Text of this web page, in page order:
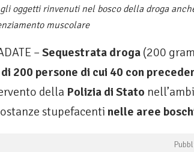
oggetti rinvenuti nel bosco della droga
muscolare
–Sequestrata droga (200
di 200 persone di cui 40 con
della Polizia di Stato
stupefacenti nelle aree